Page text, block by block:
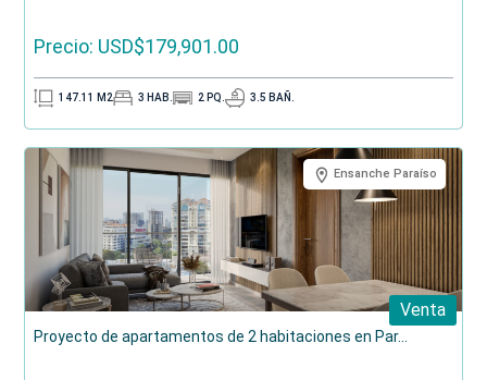
Precio: USD$179,901.00
147.11 M2 3 HAB. 2 PQ. 3.5 BAÑ.
Ensanche Paraíso
Venta
Proyecto de apartamentos de 2 habitaciones en Par...